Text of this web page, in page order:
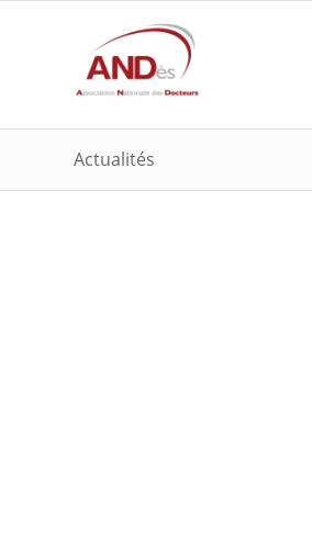
Actualités